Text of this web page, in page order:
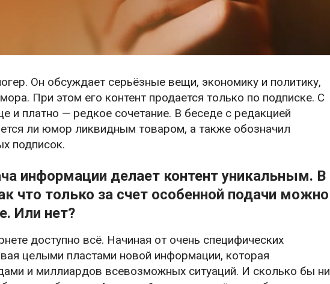
Он обсуждает серьёзные вещи, экономику и политику,
При этом его контент продается только по подписке. С
платно — редкое сочетание. В беседе с редакцией
ли юмор ликвидным товаром, а также обозначил
подписок.
информации делает контент уникальным. В
что только за счет особенной подачи можно
Или нет?
доступно всё. Начиная от очень специфических
целыми пластами новой информации, которая
и миллиардов всевозможных ситуаций. И сколько бы ни